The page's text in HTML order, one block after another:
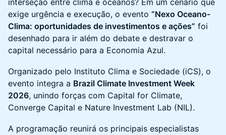
interseção entre clima e oceanos? Em um cenário que
exige urgência e execução, o evento “Nexo Oceano-
Clima: oportunidades de investimentos e ações” foi
desenhado para ir além do debate e destravar o
capital necessário para a Economia Azul.
Organizado pelo Instituto Clima e Sociedade (iCS), o
evento integra a Brazil Climate Investment Week
2026, unindo forças com Capital for Climate,
Converge Capital e Nature Investment Lab (NIL).
A programação reunirá os principais especialistas